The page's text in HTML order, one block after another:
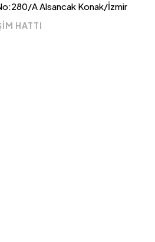
A Alsancak Konak/İzmir
HATTI